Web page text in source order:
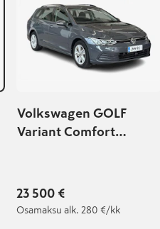
Volkswagen GOLF
Variant Comfort
automaatti
23 500 €
Osamaksu alk. 280 €/kk